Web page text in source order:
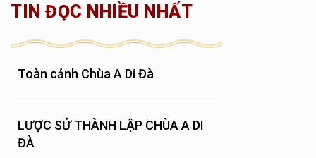
TIN ĐỌC NHIỀU NHẤT
Toàn cảnh Chùa A Di Đà
LƯỢC SỬ THÀNH LẬP CHÙA A DI
ĐÀ